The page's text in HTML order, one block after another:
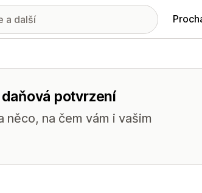
potvrzení
na čem vám i vašim